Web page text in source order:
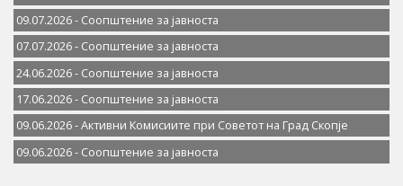
09.07.2026 - Соопштение за јавностa
07.07.2026 - Соопштение за јавноста
24.06.2026 - Соопштение за јавностa
17.06.2026 - Соопштение за јавностa
09.06.2026 - Активни Комисиите при Советот на Град Скопје
09.06.2026 - Соопштение за јавностa